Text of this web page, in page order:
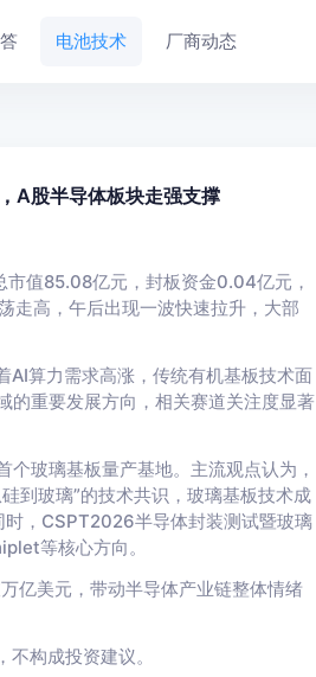
电池技术 厂商动态
A股半导体板块走强支撑
值85.08亿元，封板资金0.04亿元，
走高，午后出现一波快速拉升，大部
AI算力需求高涨，传统有机基板技术面
的重要发展方向，相关赛道关注度显著
玻璃基板量产基地。主流观点认为，
到玻璃”的技术共识，玻璃基板技术成
时，CSPT2026半导体封装测试暨玻璃
等核心方向。
亿美元，带动半导体产业链整体情绪
构成投资建议。